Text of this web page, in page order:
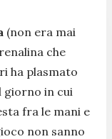
(non era mai
che
ha plasmato
giorno in cui
fra le mani e
non sanno